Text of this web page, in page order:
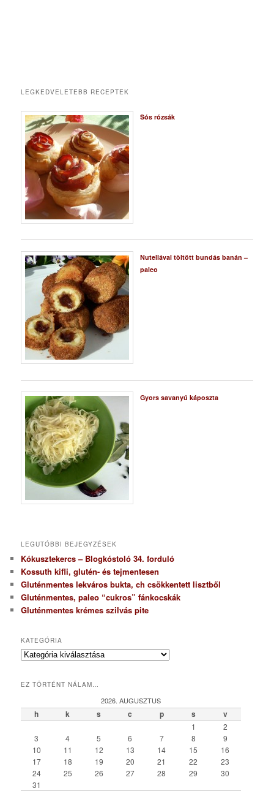
LEGKEDVELETEBB RECEPTEK
Sós rózsák
Nutellával töltött bundás banán –
paleo
Gyors savanyú káposzta
LEGUTÓBBI BEJEGYZÉSEK
Kókusztekercs – Blogkóstoló 34. forduló
Kossuth kifli, glutén- és tejmentesen
Gluténmentes lekváros bukta, ch csökkentett lisztből
Gluténmentes, paleo “cukros” fánkocskák
Gluténmentes krémes szilvás pite
KATEGÓRIA
K
e
r
EZ TÖRTÉNT NÁLAM…
2026. AUGUSZTUS
h k s c p s v
1
2
3
4 5 6 7 8
9
10
11 12 13 14 15
16
17
18 19 20 21 22
23
24
25 26 27 28 29
30
31